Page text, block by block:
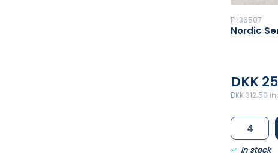
FH36507
Nordic
DKK
DKK 312.50
In stock